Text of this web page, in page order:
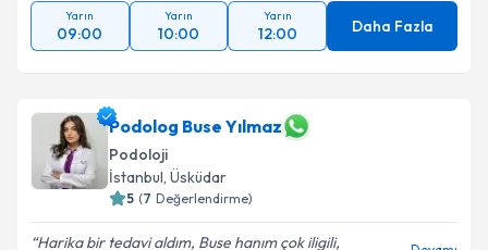
Yarın
09:00
Yarın
10:00
Yarın
12:00 Daha Fazla
Podolog Buse Yılmaz
Podoloji
İstanbul, Üsküdar
5 (7 Değerlendirme)
Harika bir tedavi aldım, Buse hanım çok iligili,